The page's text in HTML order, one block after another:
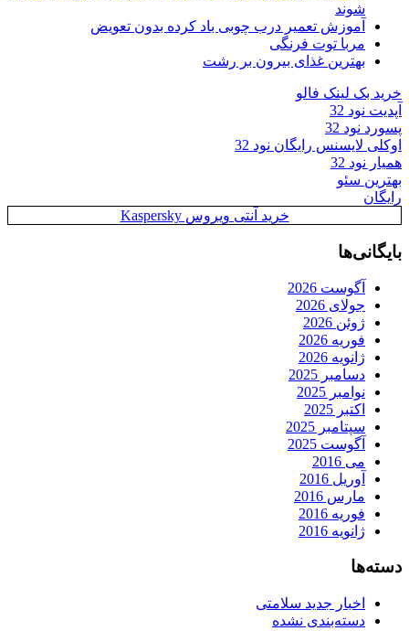
شوند
آموزش تعمیر درب چوبی باد کرده بدون تعویض
مربا توت فرنگی
بهترین غذای بیرون بر رشت
خرید بک لینک فالو
آپدیت نود 32
پسورد نود 32
اوکلی لایسنس رایگان نود 32
همیار نود 32
بهترین سئو
رایگان
خرید آنتی ویروس Kaspersky
بایگانی‌ها
آگوست 2026
جولای 2026
ژوئن 2026
فوریه 2026
ژانویه 2026
دسامبر 2025
نوامبر 2025
اکتبر 2025
سپتامبر 2025
آگوست 2025
می 2016
آوریل 2016
مارس 2016
فوریه 2016
ژانویه 2016
دسته‌ها
اخبار جدید سلامتی
دسته‌بندی نشده